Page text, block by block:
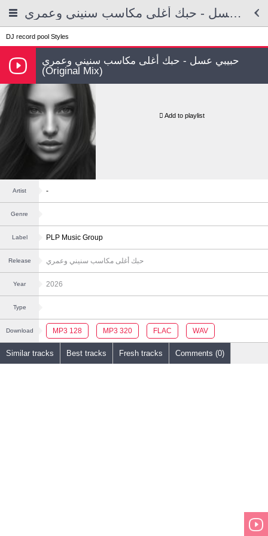
حبيبي عسل - حبك أغلى مكاسب سنيني وعمري
DJ record pool Styles
حبيبي عسل - حبك أغلى مكاسب سنيني وعمري
(Original Mix)
Add to playlist
Artist -
Genre
Label PLP Music Group
Release حبك أغلى مكاسب سنيني وعمري
Year 2026
Type
Download MP3 128 MP3 320 FLAC WAV
Similar tracks Best tracks Fresh tracks Comments (0)